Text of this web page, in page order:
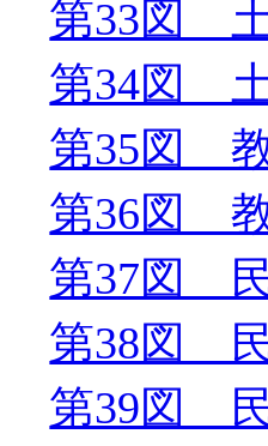
第33図
第34図
第35図
第36図
第37図
第38図
第39図